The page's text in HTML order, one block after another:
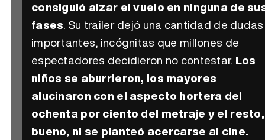
consiguió alzar el vuelo en ninguna de
fases. Su trailer dejó una cantidad de dudas
importantes, incógnitas que millones de
espectadores decidieron no contestar. Los
niños se aburrieron, los mayores
alucinaron con el aspecto hortera del
ochenta por ciento del metraje y el resto,
bueno, ni se planteó acercarse al cine.